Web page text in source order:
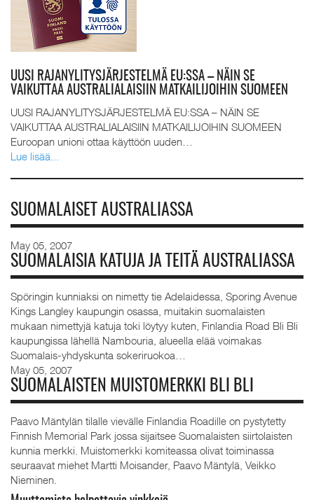
UUSI RAJANYLITYSJÄRJESTELMÄ EU:SSA – NÄIN SE
VAIKUTTAA AUSTRALIALAISIIN MATKAILIJOIHIN SUOMEEN
UUSI RAJANYLITYSJÄRJESTELMÄ EU:SSA – NÄIN SE
VAIKUTTAA AUSTRALIALAISIIN MATKAILIJOIHIN SUOMEEN
Euroopan unioni ottaa käyttöön uuden…
Lue lisää...
SUOMALAISET AUSTRALIASSA
May 05, 2007
SUOMALAISIA KATUJA JA TEITÄ AUSTRALIASSA
Spöringin kunniaksi on nimetty tie Adelaidessa, Sporing Avenue
Kings Langley kaupungin osassa, muitakin suomalaisten
mukaan nimettyjä katuja toki löytyy kuten, Finlandia Road Bli Bli
kaupungissa lähellä Nambouria, alueella elää voimakas
Suomalais-yhdyskunta sokeriruokoa…
May 05, 2007
SUOMALAISTEN MUISTOMERKKI BLI BLI
Paavo Mäntylän tilalle vievälle Finlandia Roadille on pystytetty
Finnish Memorial Park jossa sijaitsee Suomalaisten siirtolaisten
kunnia merkki. Muistomerkki komiteassa olivat toiminassa
seuraavat miehet Martti Moisander, Paavo Mäntylä, Veikko
Nieminen.